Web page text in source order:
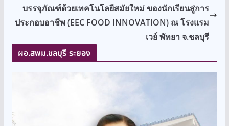
บรรจุภัณฑ์ด้วยเทคโนโลยีสมัยใหม่ ของนักเรียนสู่การ
ประกอบอาชีพ (EEC FOOD INNOVATION) ณ โรงแรม
เวย์ พัทยา จ.ชลบุรี
ผอ.สพม.ชลบุรี ระยอง